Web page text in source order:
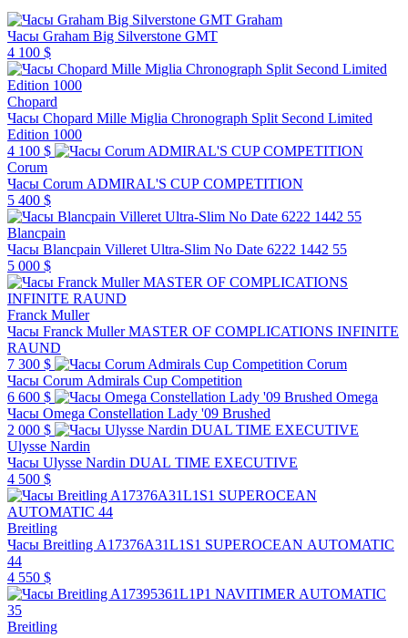
Graham
Часы Graham Big Silverstone GMT
4 100 $
Chopard
Часы Chopard Mille Miglia Chronograph Split Second Limited
Edition 1000
4 100 $
Corum
Часы Corum ADMIRAL'S CUP COMPETITION
5 400 $
Blancpain
Часы Blancpain Villeret Ultra-Slim No Date 6222 1442 55
5 000 $
Franck Muller
Часы Franck Muller MASTER OF COMPLICATIONS INFINITE
RAUND
7 300 $
Corum
Часы Corum Admirals Cup Competition
6 600 $
Omega
Часы Omega Constellation Lady '09 Brushed
2 000 $
Ulysse Nardin
Часы Ulysse Nardin DUAL TIME EXECUTIVE
4 500 $
Breitling
Часы Breitling A17376A31L1S1 SUPEROCEAN AUTOMATIC
44
4 550 $
Breitling